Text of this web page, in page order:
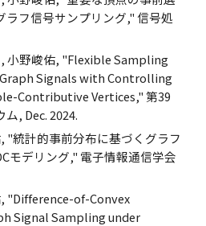
ラフ信号サンプリング," 信号処
小野峻佑, "Flexible Sampling
Signals with Controlling
Contributive Vertices," 第39
, Dec. 2024.
"統計的事前分布に基づくグラフ
モデリング," 電子情報通信学会
"Difference-of-Convex
Signal Sampling under